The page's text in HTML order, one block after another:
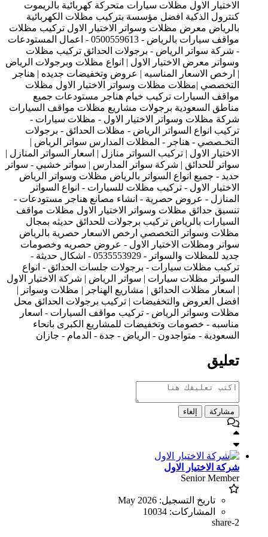
الاختيار الاول مظلات سيارات متحركة كهربائية بالريموت
كنترول الذكية افضل مؤسسة بتركيب مظلات الكهربائية
بالرياض معرض مظلات وسواتر الاختيار الاول تركيب مظلات
مواقف سيارات بالرياض - 0500559613 - اعمال المستودعات
- شركة سواتر الرياض - برجولات الحدائق تركيب مظلات
وسواتر معرض الاختيار الاول | انواع مظلات وبرجولات الرياض
| ارخص الاسعار المناسبه | عروض وتخفيضات جديده | هناجر
التخصصي |مظلات مظلات وسواتر الاختيار الاول مظلات
مواقف السيارات تركيب خيام هناجر مستودعات جميع
مناطق السعودية برجولات مشاريع مظلات مواقف السيارات
شركة مظلات وسواتر الاختيار الاول - مظلات سيارات -
تركيب انواع السواتر الرياض - مظلات الحدائق - برجولات
التخـصصي - هناجر - المظلات المدارس سواتر الرياض |
الاختيار الاول | تركيب السواتر منازل | اسعار السواتر المنازل |
سواتر للحدائق | شركة سواتر المدارس | سواتر خشبي - سواتر
حديد - جميع انواع السواتر بالرياض مظلات وسواتر الرياض
الاختيار الاول - تركيب مظلات للسيارات - انواع السواتر
المنازل - عروض حصرية - انشاء مصانع هناجر مستودعات -
تنسيق حدائق مظلات وسواتر الاختيار الاول مظلات مواقف
السيارات بالرياض تركيب برجولات للحدائق حديثه بمجال
مظلات وسواتر التخصصي ارخص الاسعار حصرية بالرياض
سواتر ومظلات الاختيار الاول - عروض حصريه وخصومات
جديد للمظلات والسواتر - 0535553929 - اشكال حديثة -
تركيب مظلات سيارات - برجولات جلسات الحدائق - انواع
السواتر مظلات سيارات | سواتر الرياض | شركة الاختيار الاول
| اسعار مظلات الحدائق | مشاريع الهناجر | مظلات وسواتر |
افضل العروض والتخفيضات | تركيب برجولات الحدائق محل
مظلات وسواتر الرياض - تركيب مواقف السيارات - اسعار
مناسبه - خصومات وتخفيضات للمشاريع الكبرى بانحاء
السعودية - متواجدون - الرياض - جدة - الدمام - جازان
تعليق
مشاركة إلغاء
شركة الاختيار الاول
Senior Member
تاريخ التسجيل: May 2026
المشاركات: 10034
share-2